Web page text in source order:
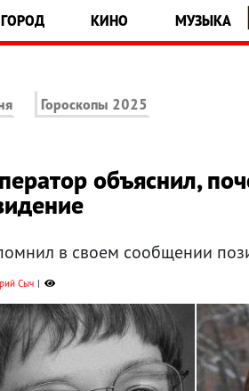
ГОРОД КИНО МУЗЫКА
Гороскопы 2025
объяснил,
в своем сообщении
Сыч